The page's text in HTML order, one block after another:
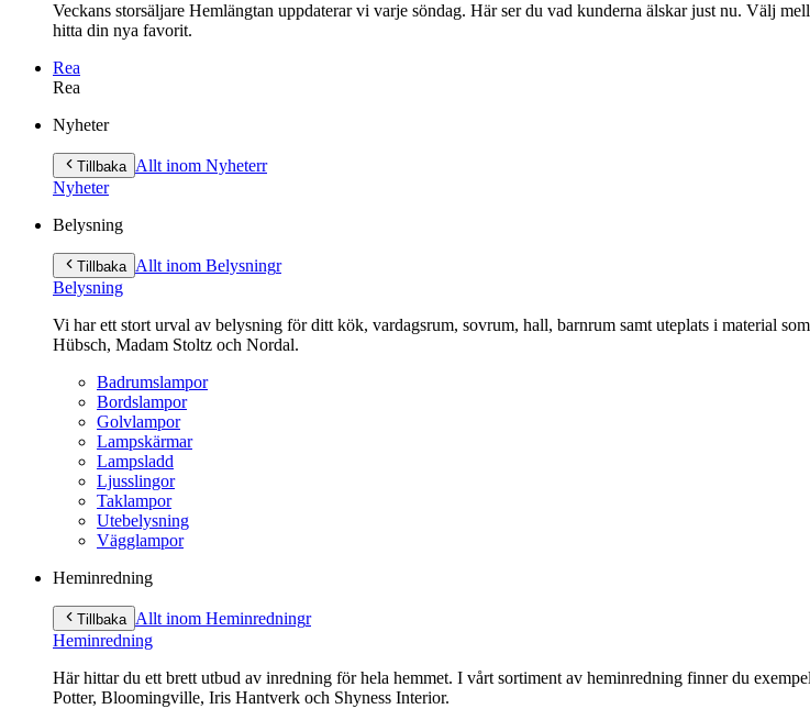
Veckans storsäljare Hemlängtan uppdaterar vi varje söndag. Här ser du vad kunderna älskar just nu. Välj
hitta din nya favorit.
Rea
Rea
innehåll
Nyheter
Tillbaka Allt inom Nyheterr
Nyheter
Belysning
Tillbaka Allt inom Belysningr
Belysning
Vi har ett stort urval av belysning för ditt kök, vardagsrum, sovrum, hall, barnrum samt uteplats i material
Hübsch, Madam Stoltz och Nordal.
Badrumslampor
Bordslampor
Golvlampor
Lampskärmar
Lampsladd
Ljusslingor
Taklampor
Utebelysning
Vägglampor
Heminredning
Tillbaka Allt inom Heminredningr
Heminredning
Här hittar du ett brett utbud av inredning för hela hemmet. I vårt sortiment av heminredning finner du
Potter, Bloomingville, Iris Hantverk och Shyness Interior.